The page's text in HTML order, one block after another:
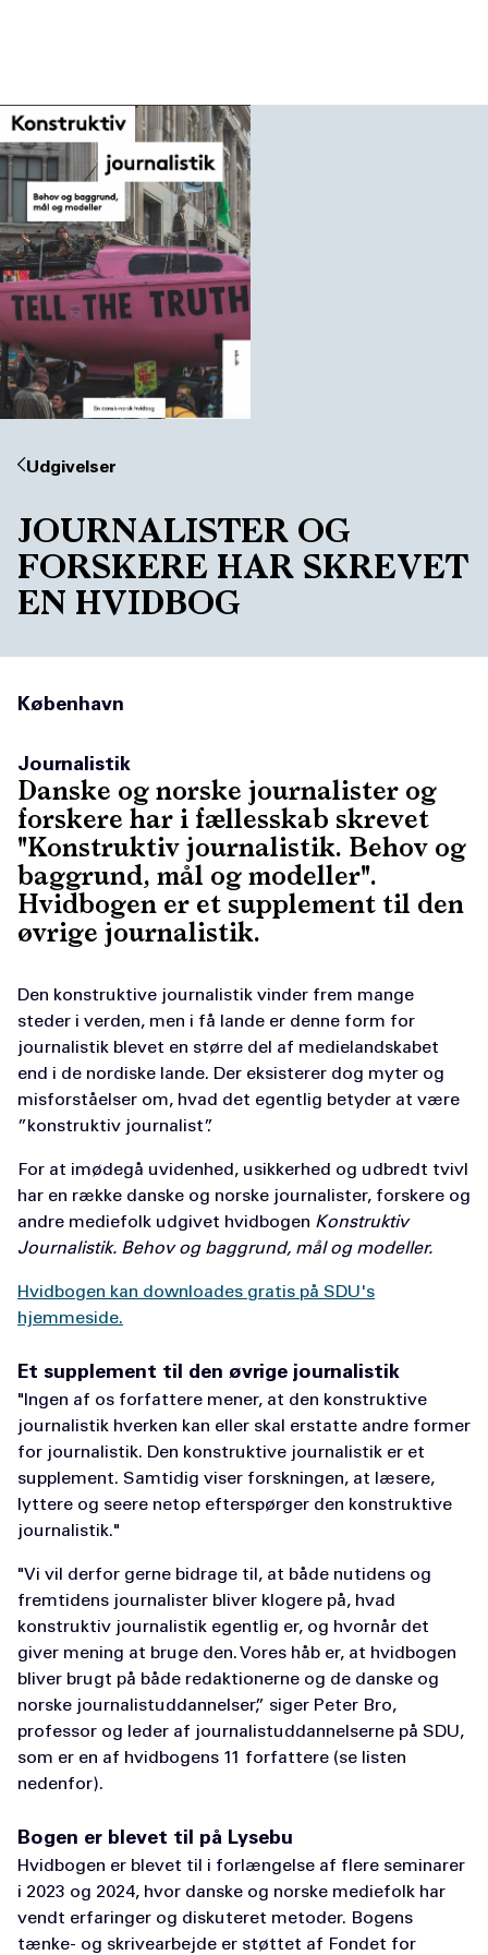
Udgivelser
JOURNALISTER OG
FORSKERE HAR SKREVET
EN HVIDBOG
København
Journalistik
Danske og norske journalister og
forskere har i fællesskab skrevet
"Konstruktiv journalistik. Behov og
baggrund, mål og modeller".
Hvidbogen er et supplement til den
øvrige journalistik.
Den konstruktive journalistik vinder frem mange
steder i verden, men i få lande er denne form for
journalistik blevet en større del af medielandskabet
end i de nordiske lande. Der eksisterer dog myter og
misforståelser om, hvad det egentlig betyder at være
”konstruktiv journalist”.
For at imødegå uvidenhed, usikkerhed og udbredt tvivl
har en række danske og norske journalister, forskere og
andre mediefolk udgivet hvidbogen Konstruktiv
Journalistik. Behov og baggrund, mål og modeller.
Hvidbogen kan downloades gratis på SDU's
hjemmeside.
Et supplement til den øvrige journalistik
"Ingen af os forfattere mener, at den konstruktive
journalistik hverken kan eller skal erstatte andre former
for journalistik. Den konstruktive journalistik er et
supplement. Samtidig viser forskningen, at læsere,
lyttere og seere netop efterspørger den konstruktive
journalistik."
"Vi vil derfor gerne bidrage til, at både nutidens og
fremtidens journalister bliver klogere på, hvad
konstruktiv journalistik egentlig er, og hvornår det
giver mening at bruge den. Vores håb er, at hvidbogen
bliver brugt på både redaktionerne og de danske og
norske journalistuddannelser,” siger Peter Bro,
professor og leder af journalistuddannelserne på SDU,
som er en af hvidbogens 11 forfattere (se listen
nedenfor).
Bogen er blevet til på Lysebu
Hvidbogen er blevet til i forlængelse af flere seminarer
i 2023 og 2024, hvor danske og norske mediefolk har
vendt erfaringer og diskuteret metoder. Bogens
tænke- og skrivearbejde er støttet af Fondet for